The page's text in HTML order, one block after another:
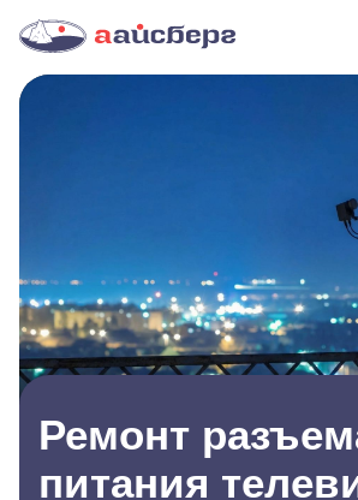
Ремонт
питания